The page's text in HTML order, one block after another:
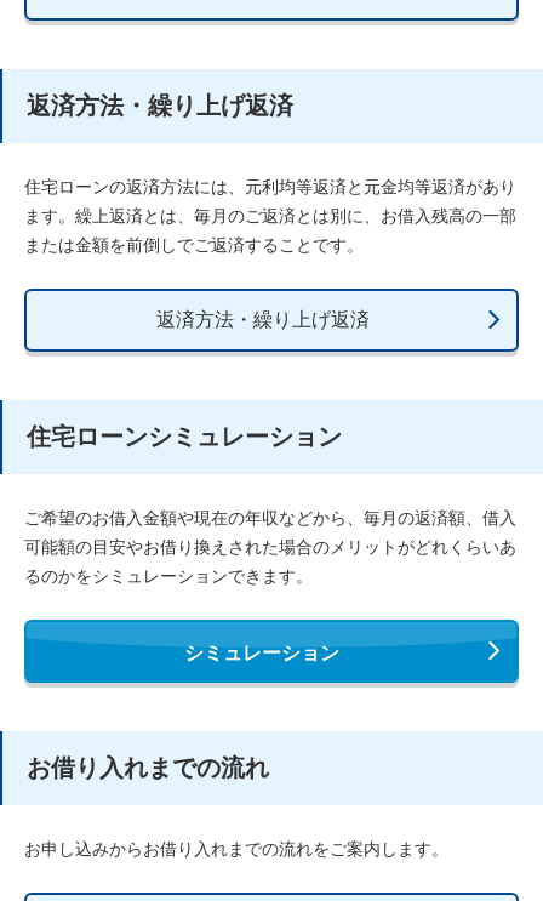
返済方法・繰り上げ返済
住宅ローンの返済方法には、元利均等返済と元金均等返済があり
ます。繰上返済とは、毎月のご返済とは別に、お借入残高の一部
または金額を前倒しでご返済することです。
返済方法・繰り上げ返済
住宅ローンシミュレーション
ご希望のお借入金額や現在の年収などから、毎月の返済額、借入
可能額の目安やお借り換えされた場合のメリットがどれくらいあ
るのかをシミュレーションできます。
シミュレーション
お借り入れまでの流れ
お申し込みからお借り入れまでの流れをご案内します。